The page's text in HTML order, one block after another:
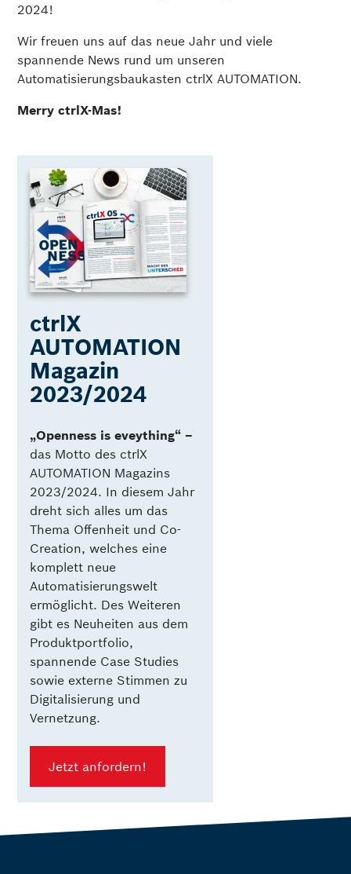
2024!
Wir freuen uns auf das neue Jahr und viele
spannende News rund um unseren
Automatisierungsbaukasten ctrlX AUTOMATION.
Merry ctrlX-Mas!
ctrlX
AUTOMATION
Magazin
2023/2024
„Openness is eveything“ –
das Motto des ctrlX
AUTOMATION Magazins
2023/2024. In diesem Jahr
dreht sich alles um das
Thema Offenheit und Co-
Creation, welches eine
komplett neue
Automatisierungswelt
ermöglicht. Des Weiteren
gibt es Neuheiten aus dem
Produktportfolio,
spannende Case Studies
sowie externe Stimmen zu
Digitalisierung und
Vernetzung.
Jetzt anfordern!